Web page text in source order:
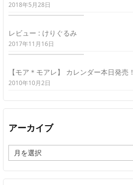
2018年5月28日
レビュー : けりぐるみ
2017年11月16日
【モア＊モアレ】 カレンダー本日発売！
2010年10月2日
アーカイブ
ー
カ
イ